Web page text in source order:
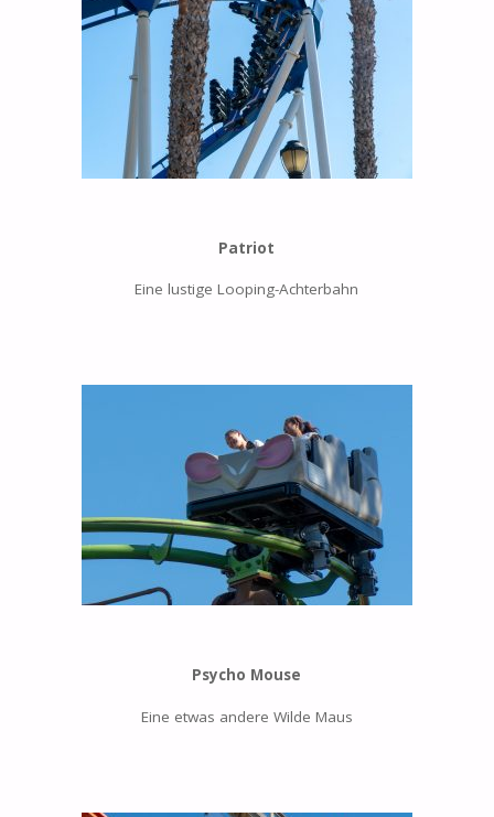
Patriot
Eine lustige Looping-Achterbahn
Psycho Mouse
Eine etwas andere Wilde Maus